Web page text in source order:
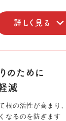
詳しく見る
のために
減
根の活性が高まり
なるのを防ぎます